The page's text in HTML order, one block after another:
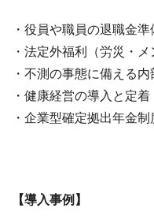
・役員や職員の退職金準
・法定外福利（労災・
・不測の事態に備える内
・健康経営の導入と定着
・企業型確定拠出年金制
【導入事例】